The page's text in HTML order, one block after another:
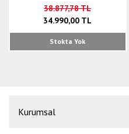
38.877,78 TL
34.990,00 TL
Stokta Yok
Kurumsal